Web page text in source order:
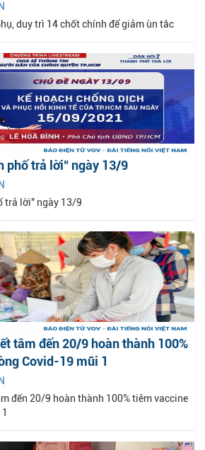
duy trì 14 chốt chính để giảm ùn tắc
phố trả lời" ngày 13/9
trả lời" ngày 13/9
tâm đến 20/9 hoàn thành 100%
Covid-19 mũi 1
đến 20/9 hoàn thành 100% tiêm vaccine